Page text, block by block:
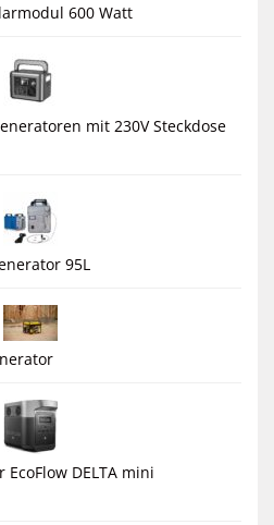
600 Watt
mit 230V Steckdose
95L
DELTA mini